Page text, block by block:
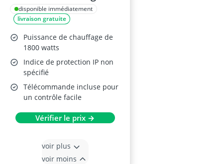
RA-118 1800W
disponible immédiatement
livraison gratuite
Puissance de chauffage de
1800 watts
Indice de protection IP non
spécifié
Télécommande incluse pour
un contrôle facile
Vérifier le prix →
voir plus
voir moins